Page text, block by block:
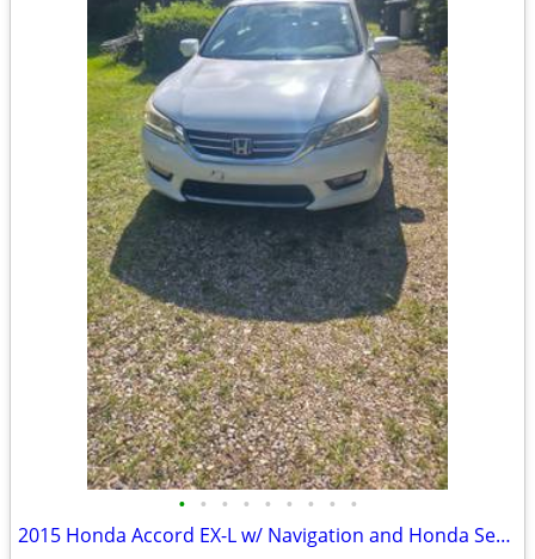
• • • • • • • • •
2015 Honda Accord EX-L w/ Navigation and Honda Sensing Sedan